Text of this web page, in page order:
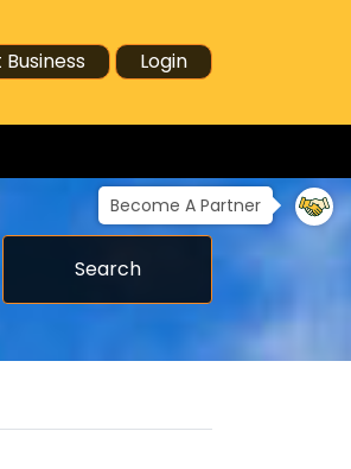
Business Login
Become A Partner
Search